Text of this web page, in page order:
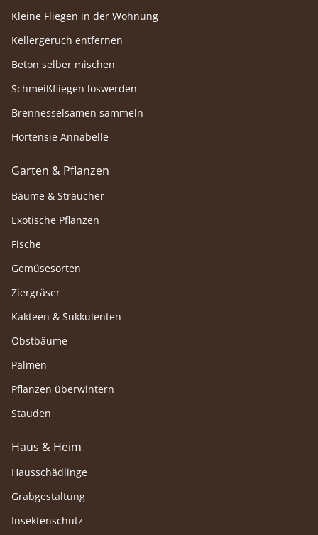
Kleine Fliegen in der Wohnung
Kellergeruch entfernen
Beton selber mischen
Schmeißfliegen loswerden
Brennesselsamen sammeln
Hortensie Annabelle
Garten & Pflanzen
Bäume & Sträucher
Exotische Pflanzen
Fische
Gemüsesorten
Ziergräser
Kakteen & Sukkulenten
Obstbäume
Palmen
Pflanzen überwintern
Stauden
Haus & Heim
Hausschädlinge
Grabgestaltung
Insektenschutz